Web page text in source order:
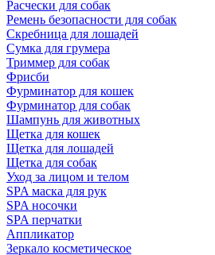
Расчески для собак
Ремень безопасности для собак
Скребница для лошадей
Сумка для грумера
Триммер для собак
Фрисби
Фурминатор для кошек
Фурминатор для собак
Шампунь для животных
Щетка для кошек
Щетка для лошадей
Щетка для собак
Уход за лицом и телом
SPA маска для рук
SPA носочки
SPA перчатки
Аппликатор
Зеркало косметическое